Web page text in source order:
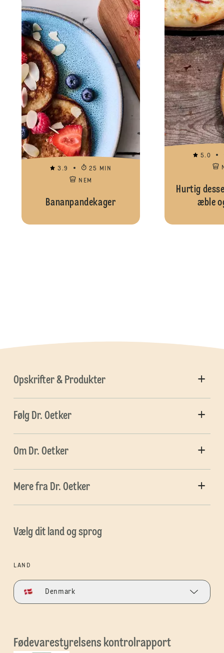
3.9
25 MIN
NEM
Bananpandekager
5.0
Hurtig
æble
Opskrifter & Produkter
Følg Dr. Oetker
Om Dr. Oetker
Mere fra Dr. Oetker
Vælg dit land og sprog
LAND
Denmark
Fødevarestyrelsens kontrolrapport